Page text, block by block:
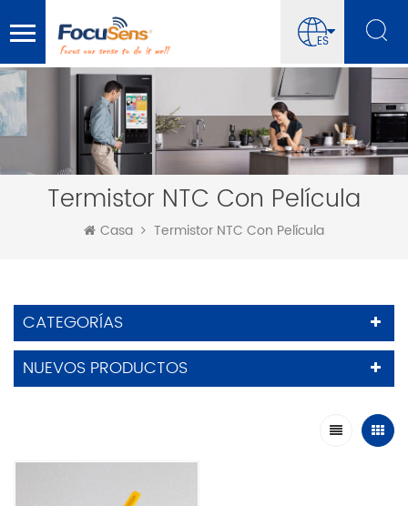
ES
Termistor NTC Con Película
Casa Termistor NTC Con Película
CATEGORÍAS
NUEVOS PRODUCTOS